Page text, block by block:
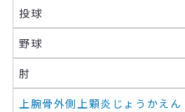
投球
野球
肘
上腕骨外側上顆炎 じょうかえん